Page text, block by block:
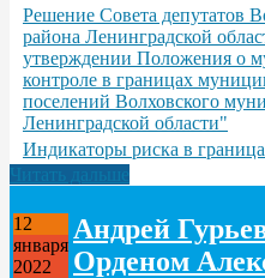
Решение Совета депутатов
района Ленинградской
утверждении Положения о
контроле в границах
поселений Волховского
Ленинградской области"
Индикаторы риска в
Читать дальше
12
января
2022
Андрей
Орденом